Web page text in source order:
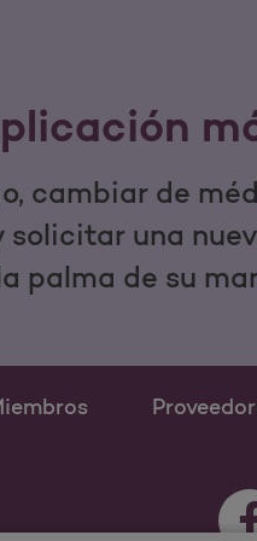
cambiar de
una
palma de su